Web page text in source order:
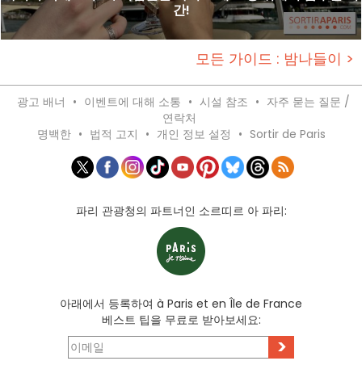
간!
모든 가이드 : 밤나들이 >
광고 배너 • 이벤트에 대해 소통 • 시설 참조 • 자주 묻는 질문 /
연락처
명백한 • 법적 고지 • 개인 정보 설정 • Sortir de Paris
파리 관광청의 파트너인 소르띠르 아 파리:
아래에서 등록하여 à Paris et en Île de France
베스트 팁을 무료로 받아보세요:
>